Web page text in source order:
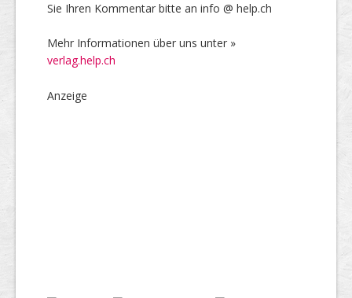
Sie Ihren Kommentar bitte an info @ help.ch
Mehr Informationen über uns unter »
verlag.help.ch
Anzeige